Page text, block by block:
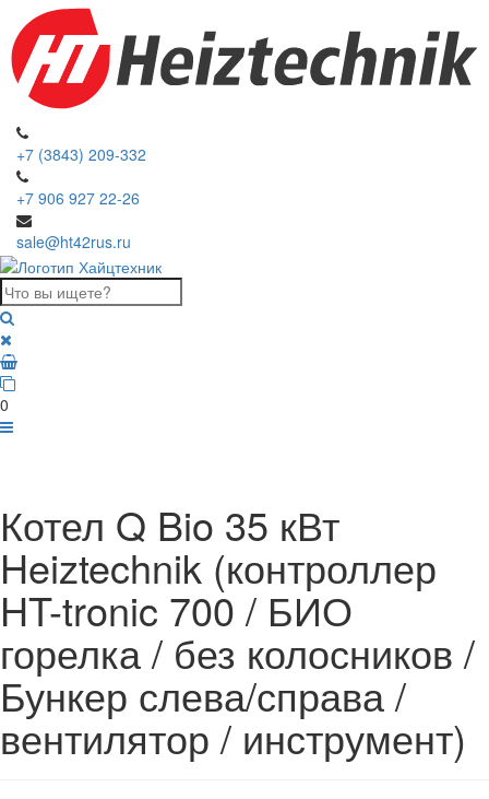
+7 (3843) 209-332
+7 906 927 22-26
sale@ht42rus.ru
0
Котел Q Bio 35 кВт
Heiztechnik (контроллер
HT-tronic 700 / БИО
горелка / без колосников /
Бункер слева/справа /
вентилятор / инструмент)